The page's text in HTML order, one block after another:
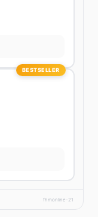
BESTSELLER
fhmonline-21